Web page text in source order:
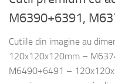
M6390+6391,
Cutiile din imagine au
120x120x120mm –
M6490+6491 –